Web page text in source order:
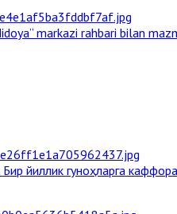
markazi rahbari bilan
йиллик гуноҳларга